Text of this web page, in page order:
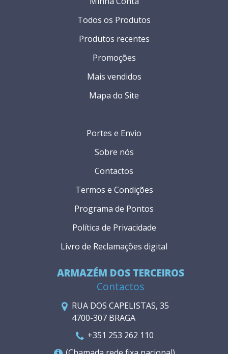
ARMAZÉM DOS TERCEIROS
Contactos
RUA DOS CAPELISTAS, 35
4700-307 BRAGA
+351 253 262 110
Portes e Envio
Sobre nós
Contactos
Termos e Condições
Programa de Pontos
Política de Privacidade
Livro de Reclamações digital
Todos os Produtos
Produtos recentes
Promoções
Mais vendidos
Mapa do Site